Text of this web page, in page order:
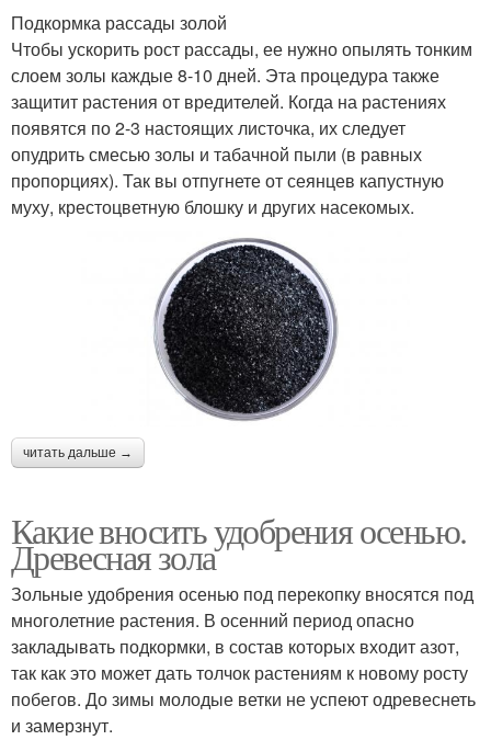
Подкормка рассады золой
Чтобы ускорить рост рассады, ее нужно опылять тонким
слоем золы каждые 8-10 дней. Эта процедура также
защитит растения от вредителей. Когда на растениях
появятся по 2-3 настоящих листочка, их следует
опудрить смесью золы и табачной пыли (в равных
пропорциях). Так вы отпугнете от сеянцев капустную
муху, крестоцветную блошку и других насекомых.
читать дальше →
Какие вносить удобрения осенью.
Древесная зола
Зольные удобрения осенью под перекопку вносятся под
многолетние растения. В осенний период опасно
закладывать подкормки, в состав которых входит азот,
так как это может дать толчок растениям к новому росту
побегов. До зимы молодые ветки не успеют одревеснеть
и замерзнут.